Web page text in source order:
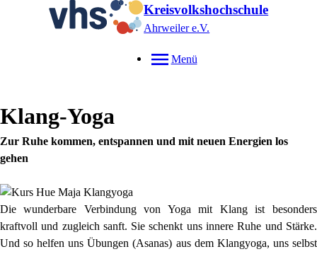
Kreisvolkshochschule
Ahrweiler e.V.
Menü
Klang-Yoga
Zur Ruhe kommen, entspannen und mit neuen Energien los
gehen
Die wunderbare Verbindung von Yoga mit Klang ist besonders
kraftvoll und zugleich sanft. Sie schenkt uns innere Ruhe und Stärke.
Und so helfen uns Übungen (Asanas) aus dem Klangyoga, uns selbst